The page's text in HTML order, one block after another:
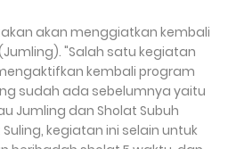
akan menggiatkan kembali
"Salah satu kegiatan
kembali program
sudah ada sebelumnya yaitu
Jumling dan Sholat Subuh
kegiatan ini selain untuk